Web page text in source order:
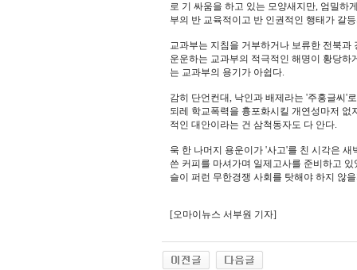
로 기 싸움을 하고 있는 모양새지만, 엄밀하
부의 반 교육적이고 반 인권적인 행태가 갈
교과부는 지침을 거부하거나 보류한 전북과
운운하는 교과부의 적극적인 해명이 황당하
는 교과부의 용기가 아쉽다.
감히 단언컨대, 낙인과 배제라는 '주홍글씨'
되레 학교폭력을 흉포화시킬 개연성마저
적인 대안이라는 건 삼척동자도 다 안다.
욱 한 나머지 용운이가 '사고'를 친 시각은
쓴 커피를 마셔가며 일제고사를 준비하고
슬이 퍼런 무한경쟁 사회를 탓해야 하지 않
[오마이뉴스 서부원 기자]